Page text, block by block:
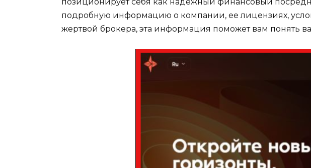
подробную информацию о компании, ее лицензиях,
жертвой брокера, эта информация поможет вам понять